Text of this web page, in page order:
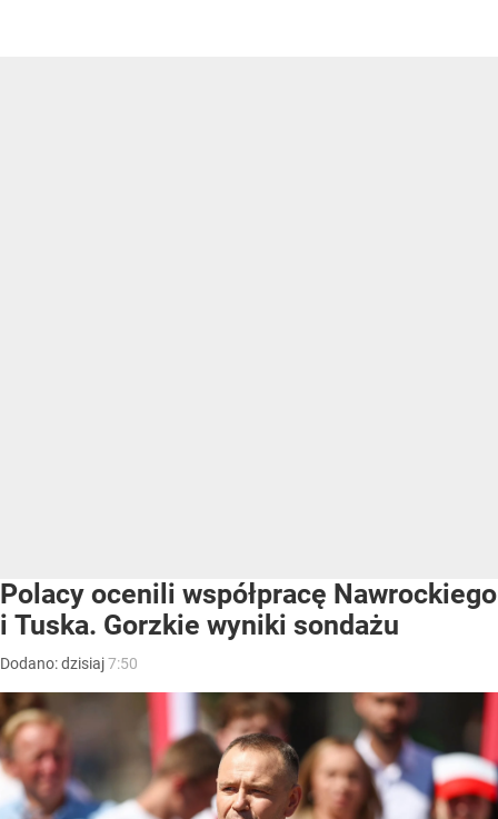
Polacy ocenili współpracę Nawrockiego
i Tuska. Gorzkie wyniki sondażu
Dodano:dzisiaj7:50